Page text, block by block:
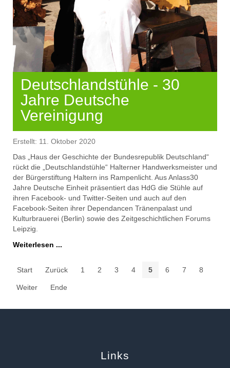
Deutschlandstühle - 30
Jahre Deutsche
Vereinigung
Erstellt: 11. Oktober 2020
Das „Haus der Geschichte der Bundesrepublik Deutschland“
rückt die „Deutschlandstühle“ Halterner Handwerksmeister und
der Bürgerstiftung Haltern ins Rampenlicht. Aus Anlass30
Jahre Deutsche Einheit präsentiert das HdG die Stühle auf
ihren Facebook- und Twitter-Seiten und auch auf den
Facebook-Seiten ihrer Dependancen Tränenpalast und
Kulturbrauerei (Berlin) sowie des Zeitgeschichtlichen Forums
Leipzig.
Weiterlesen ...
Start Zurück 1 2 3 4 5 6 7 8
Weiter Ende
Links